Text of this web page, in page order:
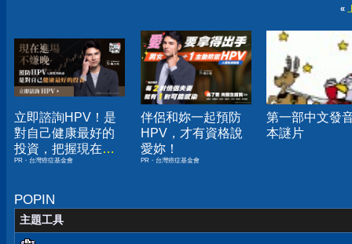
«
立即諮詢HPV！是
對自己健康最好的
投資，把握現在不
嫌晚！
PR・台灣癌症基金會
伴侶和妳一起預防
HPV，才有資格說
愛妳！
PR・台灣癌症基金會
第一部中文發
本謎片
POPIN
主題工具